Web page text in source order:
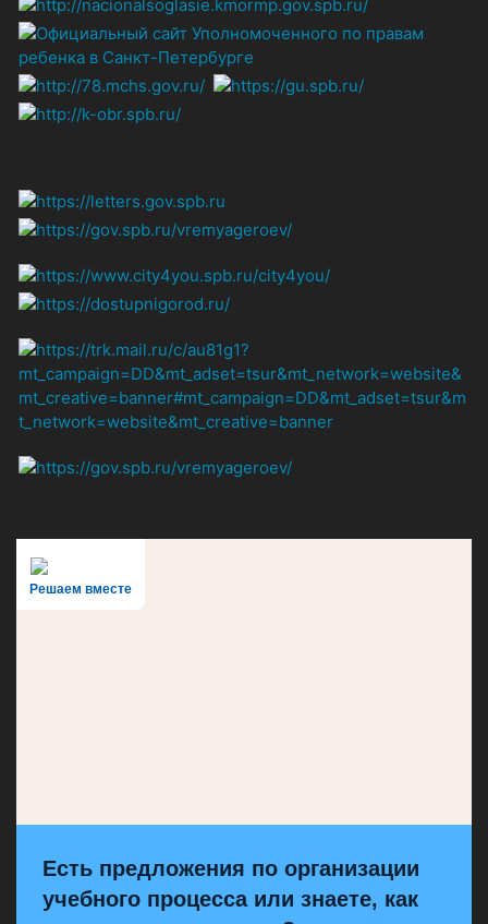
Решаем вместе
Есть предложения по организации
учебного процесса или знаете, как